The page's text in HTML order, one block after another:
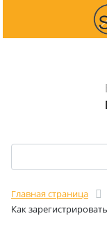
Главная страница
Как